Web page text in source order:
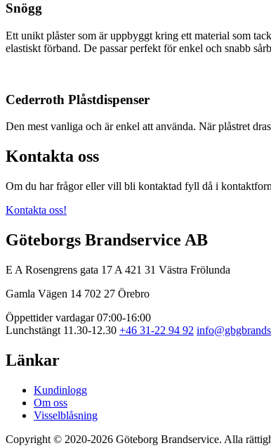
Snögg
Ett unikt plåster som är uppbyggt kring ett material som
elastiskt förband. De passar perfekt för enkel och snabb
Cederroth Plåstdispenser
Den mest vanliga och är enkel att använda. När plåstret
Kontakta oss
Om du har frågor eller vill bli kontaktad fyll då i
Kontakta oss!
Göteborgs Brandservice AB
E A Rosengrens gata 17 A 421 31 Västra Frölunda
Gamla Vägen 14 702 27 Örebro
Öppettider vardagar 07:00-16:00
Lunchstängt 11.30-12.30 +46 31-22 94 92
Länkar
Kundinlogg
Om oss
Visselblåsning
Copyright © 2020-2026 Göteborg Brandservice. Alla